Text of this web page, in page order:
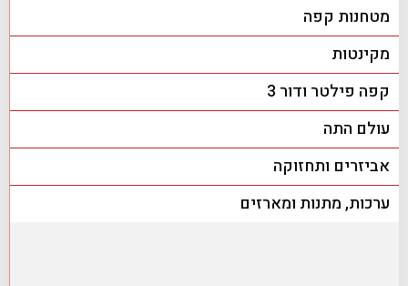
מטחנות קפה
מקינטות
קפה פילטר ודור 3
עולם התה
אביזרים ותחזוקה
ערכות, מתנות ומארזים